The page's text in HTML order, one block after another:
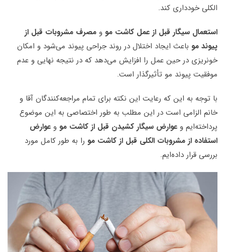
الکلی خودداری کند.
استعمال سیگار قبل از عمل کاشت مو و مصرف مشروبات قبل از
پیوند مو باعث ایجاد اختلال در روند جراحی پیوند می‌شود و امکان
خونریزی در حین عمل را افزایش می‌دهد که در نتیجه نهایی و عدم
موفقیت پیوند مو تأثیرگذار است.
با توجه به این که رعایت این نکته برای تمام مراجعه‌کنندگان آقا و
خانم الزامی است در این مطلب به طور اختصاصی به این موضوع
پرداخته‌ایم و عوارض سیگار کشیدن قبل از کاشت مو و عوارض
استفاده از مشروبات الکلی قبل از کاشت مو را به طور کامل مورد
بررسی قرار داده‌ایم.